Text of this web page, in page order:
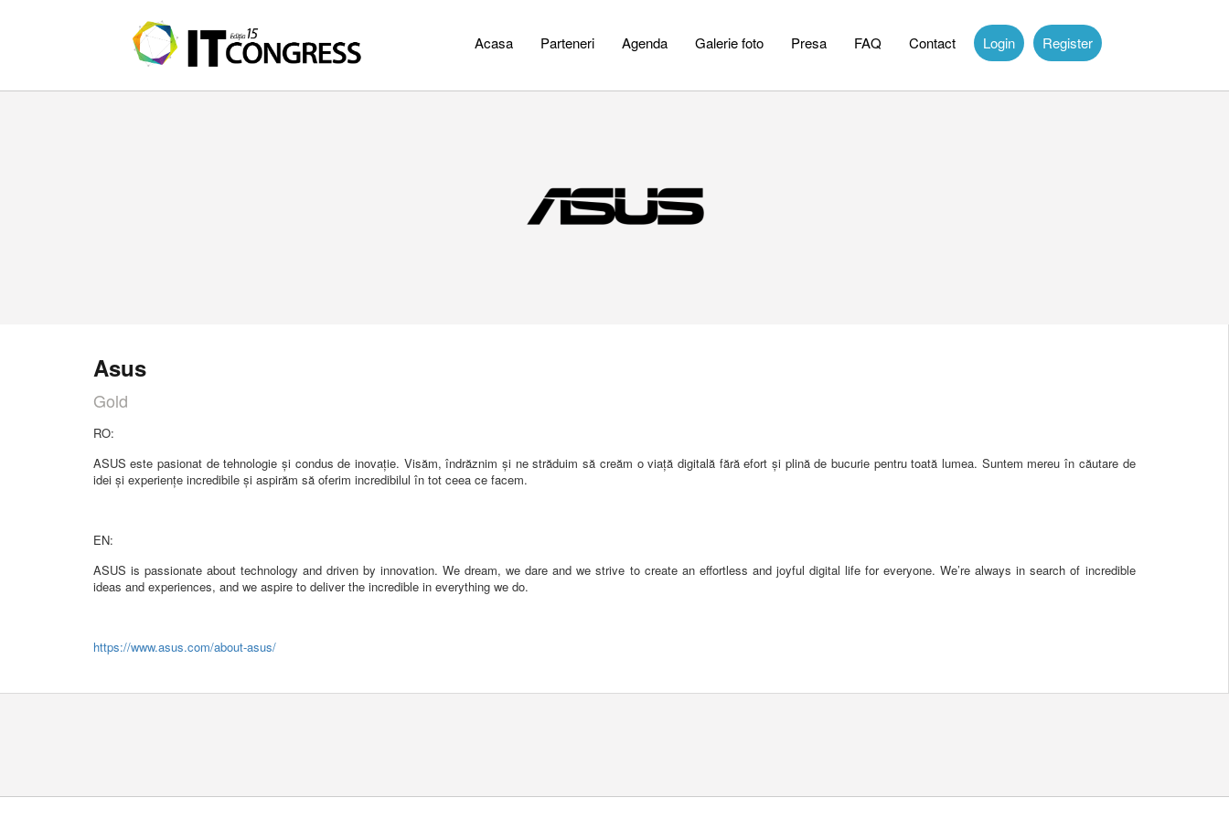
Acasa Parteneri Agenda Galerie foto Presa FAQ Contact Login Register
Asus
Gold
RO:
ASUS este pasionat de tehnologie și condus de inovație. Visăm, îndrăznim și ne străduim să creăm o viață digitală fără efort și plină de bucurie pentru toată lumea. Suntem mereu în căutare de
idei și experiențe incredibile și aspirăm să oferim incredibilul în tot ceea ce facem.
EN:
ASUS is passionate about technology and driven by innovation. We dream, we dare and we strive to create an effortless and joyful digital life for everyone. We’re always in search of incredible
ideas and experiences, and we aspire to deliver the incredible in everything we do.
https://www.asus.com/about-asus/